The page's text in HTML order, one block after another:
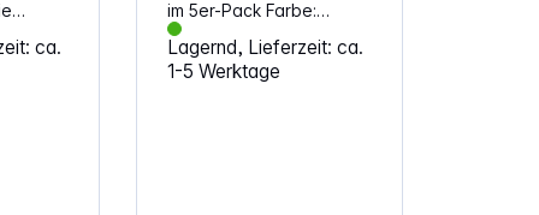
ca.
im 5er-Pack Farbe:
schwarz
Lagernd, Lieferzeit: ca.
1-5 Werktage